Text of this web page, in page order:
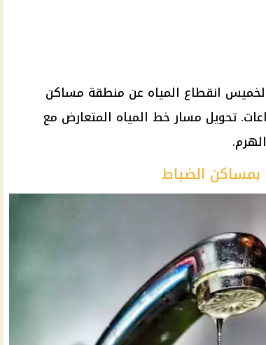
انقطاع المياه عن منطقة مساكن
بالكامل بالرماية لمدة 6 ساعات. تحويل مسار خط المياه المتعارض مع